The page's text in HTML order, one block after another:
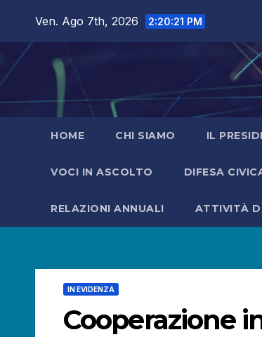
contenuto
Ven. Ago 7th, 2026 2:20:22 PM
HOME CHI SIAMO IL
VOCI IN ASCOLTO DIFESA
RELAZIONI ANNUALI ATTIVITÀ
IN EVIDENZA
Cooperazione